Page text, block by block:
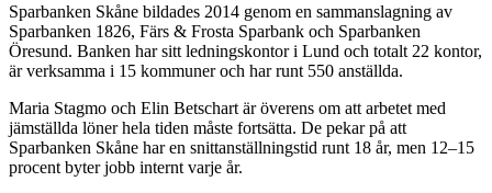
Sparbanken Skåne bildades 2014 genom en sammanslagning av
Sparbanken 1826, Färs & Frosta Sparbank och Sparbanken
Öresund. Banken har sitt ledningskontor i Lund och totalt 22 kontor,
är verksamma i 15 kommuner och har runt 550 anställda.
Maria Stagmo och Elin Betschart är överens om att arbetet med
jämställda löner hela tiden måste fortsätta. De pekar på att
Sparbanken Skåne har en snittanställningstid runt 18 år, men 12–15
procent byter jobb internt varje år.